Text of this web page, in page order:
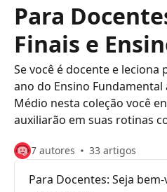
Para
Finais e
Se você é docente e leciona
ano do Ensino Fundamental
Médio nesta coleção você
auxiliarão em suas rotinas
7 autores 33 artigos
Para Docentes: Seja